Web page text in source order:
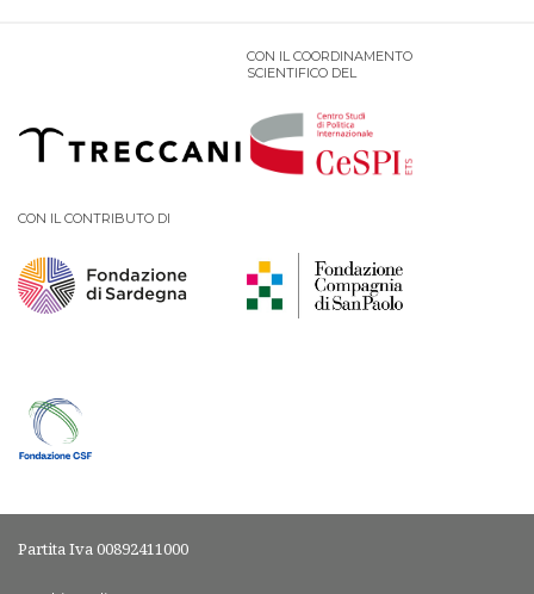
CON IL COORDINAMENTO
SCIENTIFICO DEL
CON IL CONTRIBUTO DI
Partita Iva 00892411000